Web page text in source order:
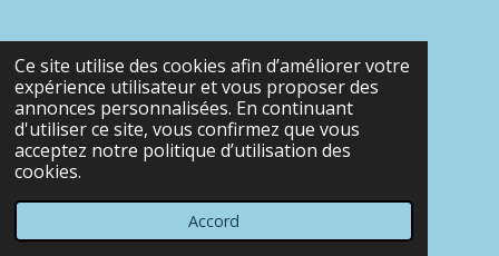
Ce site utilise des cookies afin d’améliorer votre
expérience utilisateur et vous proposer des
annonces personnalisées. En continuant
d'utiliser ce site, vous confirmez que vous
acceptez notre politique d’utilisation des
cookies.
AccordTéléphone